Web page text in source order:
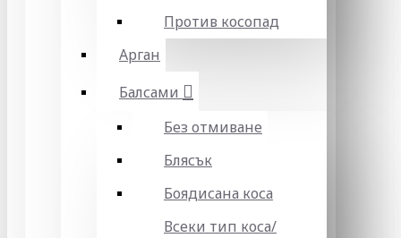
Против косопад
Арган
Балсами
Без отмиване
Блясък
Боядисана коса
Всеки тип коса/